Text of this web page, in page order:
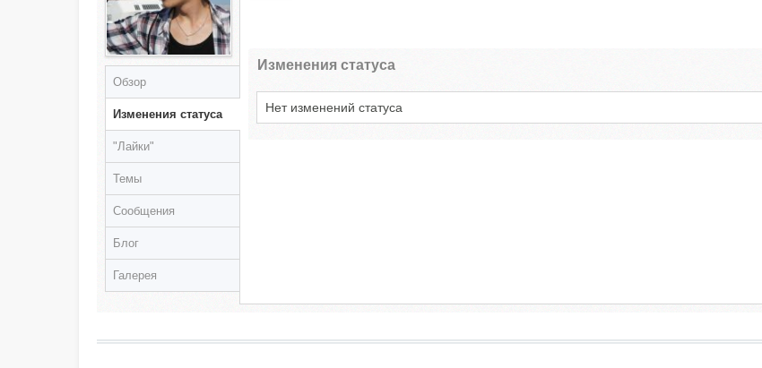
Обзор
Изменения статуса
"Лайки"
Темы
Сообщения
Блог
Галерея
Изменения статуса
Нет изменений статуса